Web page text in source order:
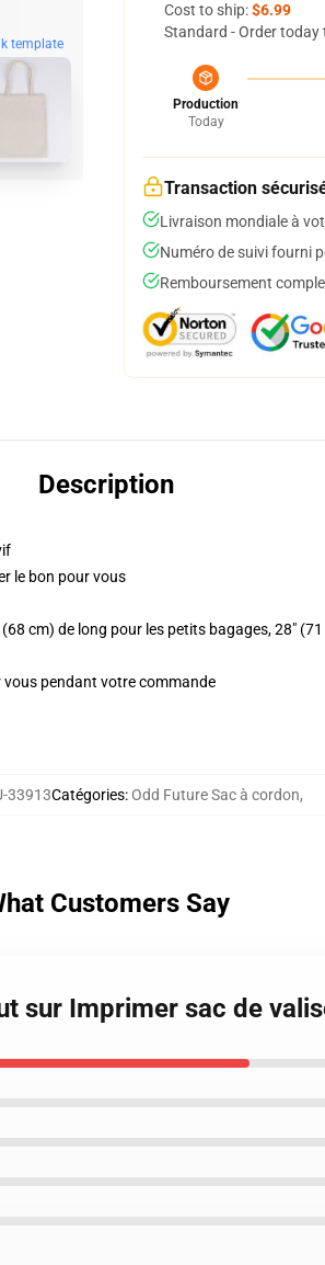
template
Cost to ship:$6.99
Standard - Order today
Production
Today
Transaction
Livraison mondiale à
Numéro de suivi fourni
Remboursement
Description
le bon pour vous
cm) de long pour les petits bagages, 28"
vous pendant votre commande
33913Catégories:Odd Future Sac à cordon,
Customers Say
sur Imprimer sac de